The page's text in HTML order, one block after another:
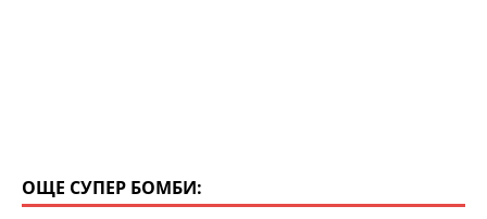
ОЩЕ СУПЕР БОМБИ: